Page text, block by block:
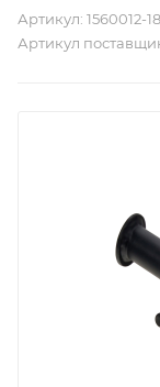
Артикул: 1560012-
Артикул